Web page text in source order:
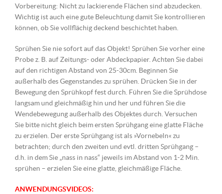
Vorbereitung: Nicht zu lackierende Flächen sind abzudecken.
Wichtig ist auch eine gute Beleuchtung damit Sie kontrollieren
können, ob Sie vollflächig deckend beschichtet haben.
Sprühen Sie nie sofort auf das Objekt! Sprühen Sie vorher eine
Probe z. B. auf Zeitungs- oder Abdeckpapier. Achten Sie dabei
auf den richtigen Abstand von 25-30cm. Beginnen Sie
außerhalb des Gegenstandes zu sprühen. Drücken Sie in der
Bewegung den Sprühkopf fest durch. Führen Sie die Sprühdose
langsam und gleichmäßig hin und her und führen Sie die
Wendebewegung außerhalb des Objektes durch. Versuchen
Sie bitte nicht gleich beim ersten Sprühgang eine glatte Fläche
zu erzielen. Der erste Sprühgang ist als »Vornebeln« zu
betrachten; durch den zweiten und evtl. dritten Sprühgang –
d.h. in dem Sie „nass in nass“ jeweils im Abstand von 1-2 Min.
sprühen – erzielen Sie eine glatte, gleichmäßige Fläche.
ANWENDUNGSVIDEOS: